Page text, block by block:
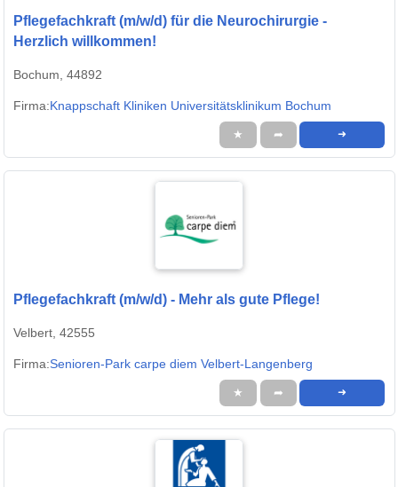
Pflegefachkraft (m/w/d) für die Neurochirurgie -
Herzlich willkommen!
Bochum, 44892
Firma:Knappschaft Kliniken Universitätsklinikum Bochum
★ ➦ ➜
Pflegefachkraft (m/w/d) - Mehr als gute Pflege!
Velbert, 42555
Firma:Senioren-Park carpe diem Velbert-Langenberg
★ ➦ ➜